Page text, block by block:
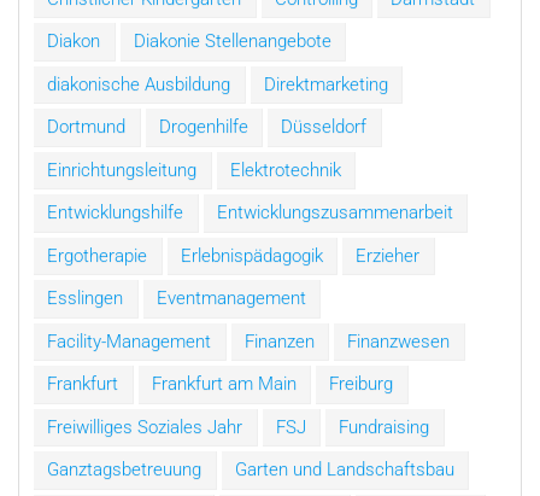
Diakon
Diakonie Stellenangebote
diakonische Ausbildung
Direktmarketing
Dortmund
Drogenhilfe
Düsseldorf
Einrichtungsleitung
Elektrotechnik
Entwicklungshilfe
Entwicklungszusammenarbeit
Ergotherapie
Erlebnispädagogik
Erzieher
Esslingen
Eventmanagement
Facility-Management
Finanzen
Finanzwesen
Frankfurt
Frankfurt am Main
Freiburg
Freiwilliges Soziales Jahr
FSJ
Fundraising
Ganztagsbetreuung
Garten und Landschaftsbau